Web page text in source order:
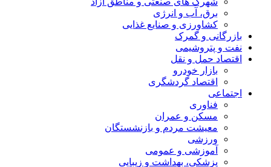
برق، آب و انرژی
کشاورزی و صنایع غذایی
بازرگانی و گمرک
نفت و پتروشیمی
اقتصاد حمل و نقل
بازار خودرو
اقتصاد گردشگری
اجتماعی
فناوری
مسکن و عمران
معیشت مردم و بازنشستگان
ورزشی
آموزشی و عمومی
پزشکی، بهداشت و زیبایی